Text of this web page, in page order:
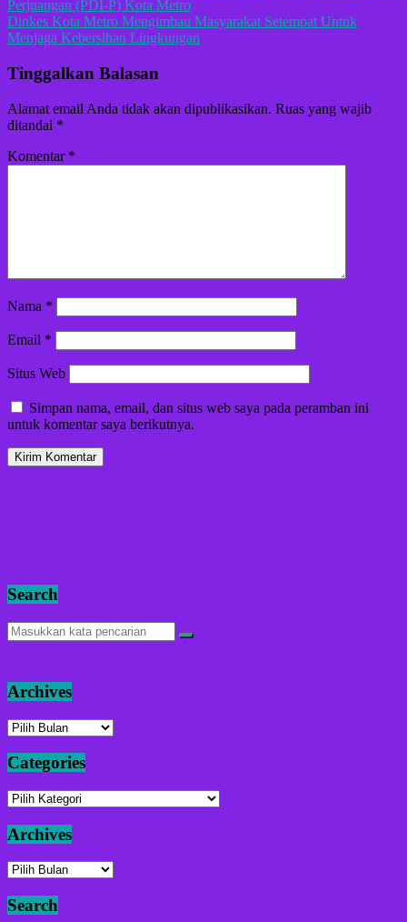
pos
Perjuangan (PDI-P) Kota Metro
Dinkes Kota Metro Mengimbau Masyarakat Setempat Untuk
Menjaga Kebersihan Lingkungan
Tinggalkan Balasan
Alamat email Anda tidak akan dipublikasikan. Ruas yang wajib
ditandai *
Komentar *
Nama *
Email *
Situs Web
Simpan nama, email, dan situs web saya pada peramban ini
untuk komentar saya berikutnya.
Search
Archives
Archives
Categories
Categories
Archives
Archives
Search